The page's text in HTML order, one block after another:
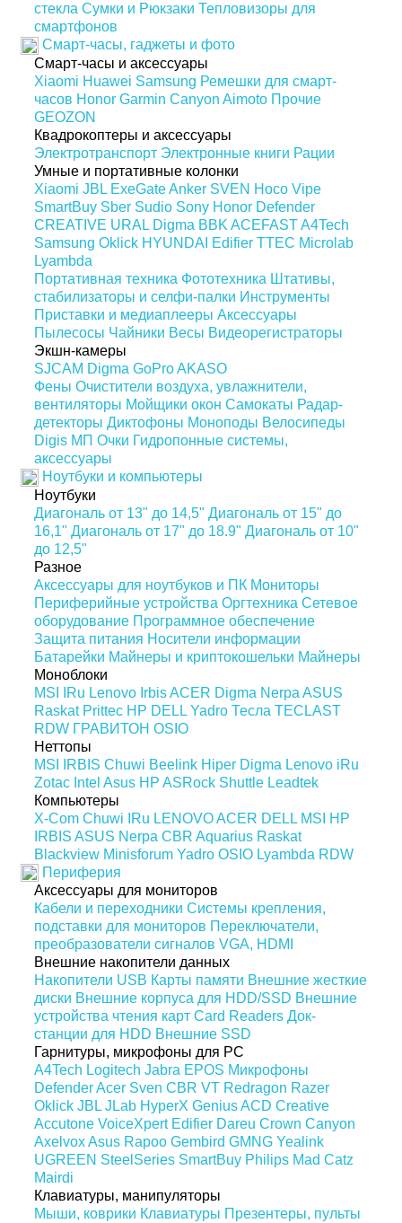
стекла Сумки и Рюкзаки Тепловизоры для
смартфонов
Смарт-часы, гаджеты и фото
Смарт-часы и аксессуары
Xiaomi Huawei Samsung Ремешки для смарт-
часов Honor Garmin Canyon Aimoto Прочие
GEOZON
Квадрокоптеры и аксессуары
Электротранспорт Электронные книги Рации
Умные и портативные колонки
Xiaomi JBL ExeGateAnker SVEN Hoco Vipe
SmartBuy Sber Sudio Sony Honor Defender
CREATIVE URAL Digma BBK ACEFASTA4Tech
Samsung Oklick HYUNDAI Edifier TTEC Microlab
Lyambda
Портативная техника Фототехника Штативы,
стабилизаторы и селфи-палки Инструменты
Приставки и медиаплееры Аксессуары
Пылесосы Чайники Весы Видеорегистраторы
Экшн-камеры
SJCAM Digma GoProAKASO
Фены Очистители воздуха, увлажнители,
вентиляторы Мойщики окон Самокаты Радар-
детекторы Диктофоны Моноподы Велосипеды
Digis МП Очки Гидропонные системы,
аксессуары
Ноутбуки и компьютеры
Ноутбуки
Диагональ от 13" до 14,5" Диагональ от 15" до
16,1" Диагональ от 17" до 18.9" Диагональ от 10"
до 12,5"
Разное
Аксессуары для ноутбуков и ПК Мониторы
Периферийные устройства Оргтехника Сетевое
оборудование Программное обеспечение
Защита питания Носители информации
Батарейки Майнеры и криптокошельки Майнеры
Моноблоки
MSI
IRu Lenovo IrbisACER Digma Nerpa ASUS
Raskat Prittec HP DELL Yadro Тесла TECLAST
RDW ГРАВИТОН OSIO
Неттопы
MSI
IRBIS Chuwi Beelink Hiper Digma Lenovo iRu
Zotac Intel Asus HP ASRock Shuttle Leadtek
Компьютеры
X-Com Chuwi IRu LENOVOACER DELL MSI
HP
IRBIS ASUS Nerpa CBR Aquarius Raskat
Blackview Minisforum Yadro OSIO Lyambda RDW
Периферия
Аксессуары для мониторов
Кабели и переходники Системы крепления,
подставки для мониторов Переключатели,
преобразователи сигналов VGA, HDMI
Внешние накопители данных
Накопители USB Карты памяти Внешние жесткие
диски Внешние корпуса для HDD/SSD Внешние
устройства чтения карт Card Readers Док-
станции для HDD Внешние SSD
Гарнитуры, микрофоны для PC
A4Tech Logitech Jabra EPOS Микрофоны
DefenderAcer Sven CBR VT Redragon Razer
Oklick JBL JLab HyperX GeniusACD Creative
Accutone VoiceXpert Edifier Dareu Crown Canyon
AxelvoxAsus Rapoo Gembird GMNG Yealink
UGREEN SteelSeries SmartBuy Philips Mad Catz
Mairdi
Клавиатуры, манипуляторы
Мыши, коврики Клавиатуры Презентеры, пульты